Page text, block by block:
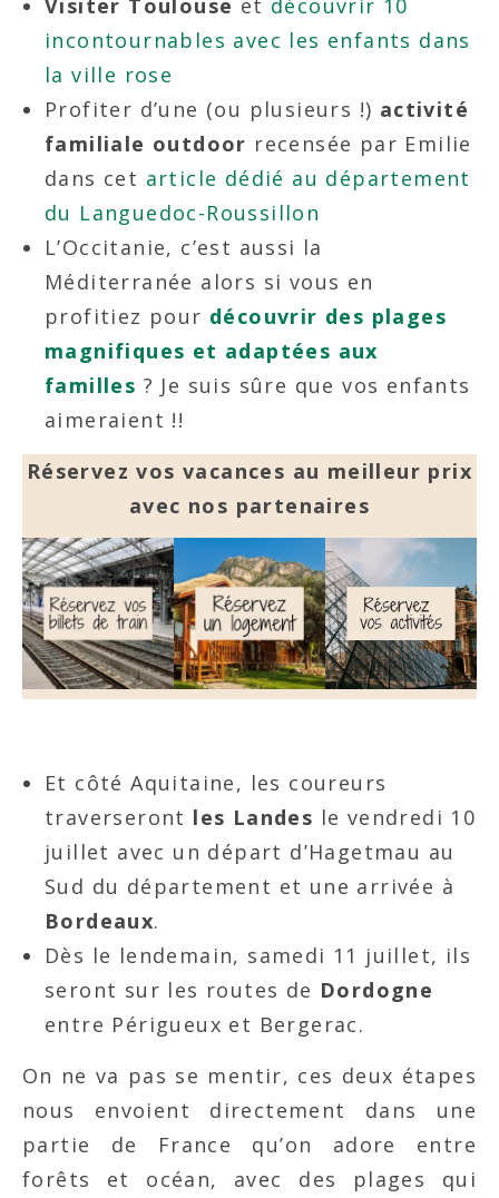
Visiter Toulouse et découvrir 10
incontournables avec les enfants dans
la ville rose
Profiter d’une (ou plusieurs !) activité
familiale outdoor recensée par Emilie
dans cet article dédié au département
du Languedoc-Roussillon
L’Occitanie, c’est aussi la
Méditerranée alors si vous en
profitiez pour découvrir des plages
magnifiques et adaptées aux
familles ? Je suis sûre que vos enfants
aimeraient !!
Réservez vos vacances au meilleur prix
avec nos partenaires
Et côté Aquitaine, les coureurs
traverseront les Landes le vendredi 10
juillet avec un départ d’Hagetmau au
Sud du département et une arrivée à
Bordeaux.
Dès le lendemain, samedi 11 juillet, ils
seront sur les routes de Dordogne
entre Périgueux et Bergerac.
On ne va pas se mentir, ces deux étapes
nous envoient directement dans une
partie de France qu’on adore entre
forêts et océan, avec des plages qui